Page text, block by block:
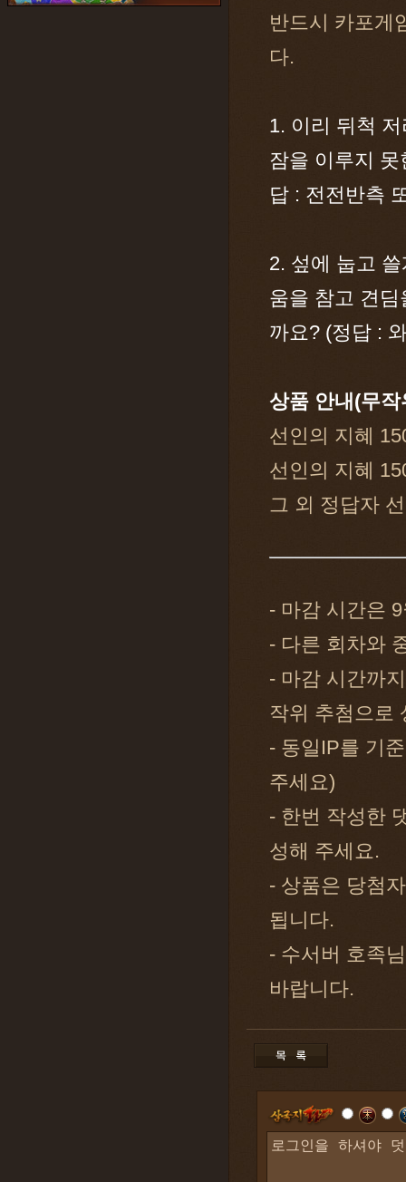
반드시 카포게
다.
1. 이리 뒤척
잠을 이루지
답 : 전전반측
2. 섶에 눕고
움을 참고 견
까요? (정답 :
상품 안내(무작
선인의 지혜
선인의 지혜
그 외 정답자
- 마감 시간은
- 다른 회차와
- 마감 시간까
작위 추첨으로
- 동일IP를 기
주세요)
- 한번 작성한
성해 주세요.
- 상품은 당첨
됩니다.
- 수서버 호족
바랍니다.